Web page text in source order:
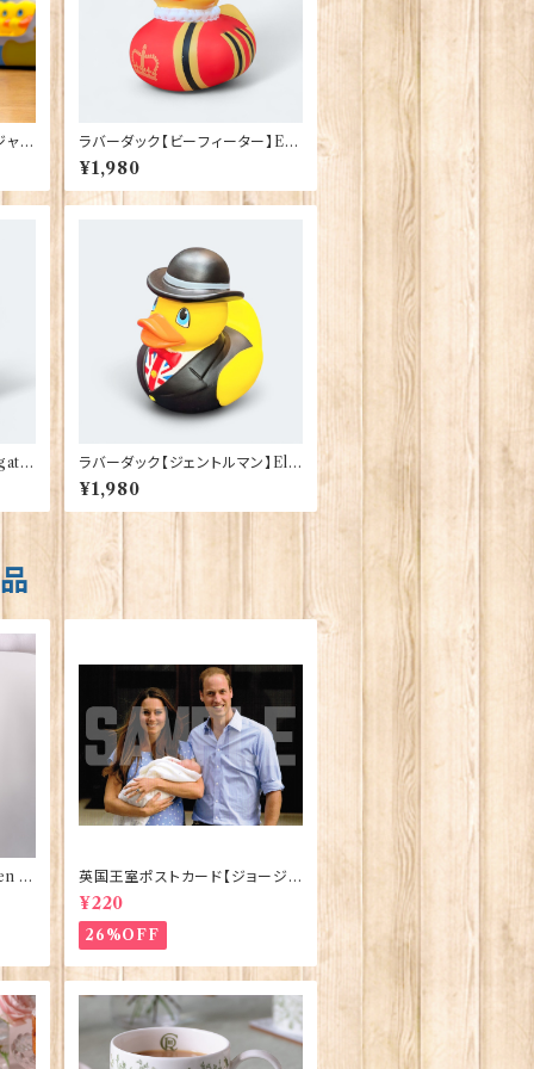
ャッ
ラバーダック【ビーフィーター】Elg
ate Products 90388
¥1,980
ラバーダック【ジェントルマン】Elg
ate Products 90387
¥1,980
El
英国王室ポストカード【ジョージ
王子ご誕生】Pageantry Postca
rd 90183-JEF100
¥220
26%OFF